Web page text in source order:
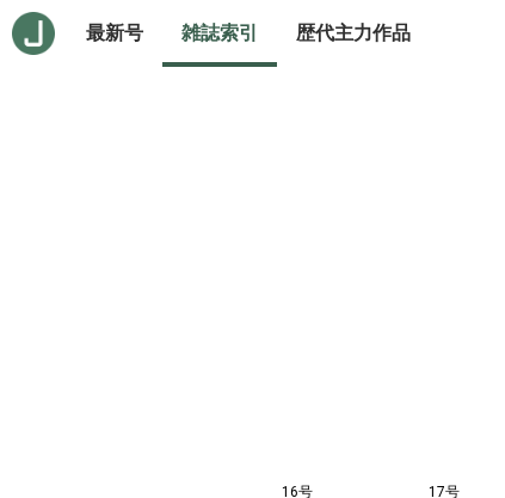
最新号 雑誌索引 歴代主力作品
16号 17号